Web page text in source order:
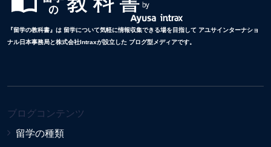
『留学の教科書』は 留学について気軽に情報収集できる場を目指して アユサインターナショ
ナル日本事務局と株式会社Intraxが設立した ブログ型メディアです。
ブログコンテンツ
留学の種類